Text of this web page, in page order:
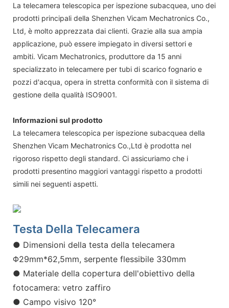
La telecamera telescopica per ispezione subacquea, uno dei
prodotti principali della Shenzhen Vicam Mechatronics Co.,
Ltd, è molto apprezzata dai clienti. Grazie alla sua ampia
applicazione, può essere impiegato in diversi settori e
ambiti. Vicam Mechatronics, produttore da 15 anni
specializzato in telecamere per tubi di scarico fognario e
pozzi d'acqua, opera in stretta conformità con il sistema di
gestione della qualità ISO9001.
Informazioni sul prodotto
La telecamera telescopica per ispezione subacquea della
Shenzhen Vicam Mechatronics Co.,Ltd è prodotta nel
rigoroso rispetto degli standard. Ci assicuriamo che i
prodotti presentino maggiori vantaggi rispetto a prodotti
simili nei seguenti aspetti.
Testa Della Telecamera
● Dimensioni della testa della telecamera
Φ29mm*62,5mm, serpente flessibile 330mm
● Materiale della copertura dell'obiettivo della
fotocamera: vetro zaffiro
● Campo visivo 120°